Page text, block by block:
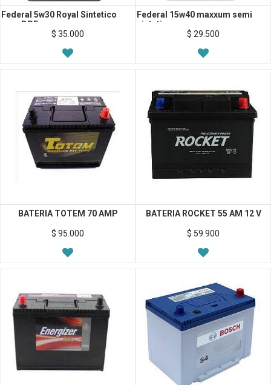
Federal 5w30 Royal Sintetico
para DPF
$ 35.000
Federal 15w40 maxxum semi
sintetico
$ 29.500
BATERIA TOTEM 70 AMP
$ 95.000
BATERIA ROCKET 55 AM 12 V
$ 59.900